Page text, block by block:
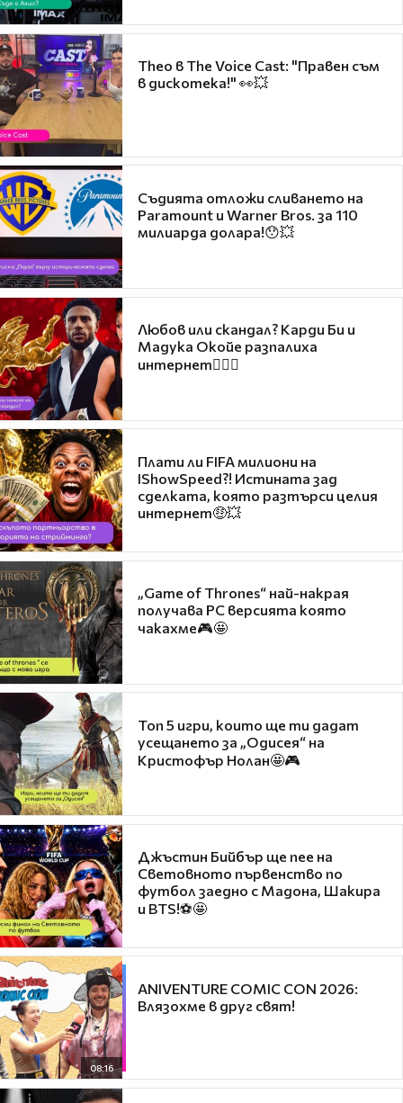
Theo в The Voice Cast: "Правен съм
в дискотека!" 👀💥
Съдията отложи сливането на
Paramount и Warner Bros. за 110
милиарда долара!😯💥
Любов или скандал? Карди Би и
Мадука Окойе разпалиха
интернет❤️‍🔥🔥
Плати ли FIFA милиони на
IShowSpeed?! Истината зад
сделката, която разтърси целия
интернет🤑💥
„Game of Thrones“ най-накрая
получава PC версията която
чакахме🎮🤩
Топ 5 игри, които ще ти дадат
усещането за „Одисея“ на
Кристофър Нолан🤩🎮
Джъстин Бийбър ще пее на
Световното първенство по
футбол заедно с Мадона, Шакира
и BTS!⚽🤩
08:16
ANIVENTURE COMIC CON 2026:
Влязохме в друг свят!